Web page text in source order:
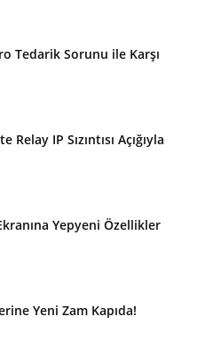
Tedarik Sorunu ile Karşı
Relay IP Sızıntısı Açığıyla
Yepyeni Özellikler
Yeni Zam Kapıda!